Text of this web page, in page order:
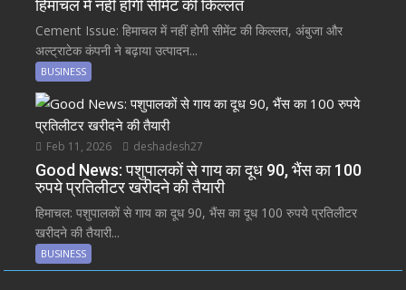
हिमाचल में नहीं होगी सीमेंट की किल्लत
Cement Issue: हिमाचल में नहीं होगी सीमेंट की किल्लत, अंबुजा और
अल्ट्राटेक कंपनी ने बढ़ाया उत्पादन...
BUSINESS
Feb 11, 2026 deshadesh27
Good News: पशुपालकों से गाय का दूध 90, भैंस का 100
रुपये प्रतिलीटर खरीदने की तैयारी
हिमाचल: पशुपालकों से गाय का दूध 90, भैंस का दूध 100 रुपये प्रतिलीटर
खरीदने की तैयारी...
BUSINESS